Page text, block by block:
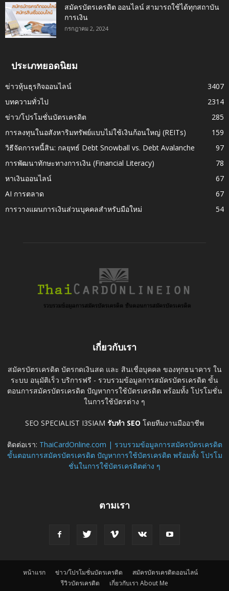
สมัครบัตรเครดิต ออนไลน์ สามารถใช้ได้ทุกสถาบัน
การเงิน
กรกฎาคม 2, 2024
ประเภทยอดนิยม
ข่าวหุ้นธุรกิจออนไลน์
3407
บทความทั่วไป
2314
ข่าว/โปรโมชั่นบัตรเครดิต
285
การลงทุนในอสังหาริมทรัพย์แบบไม่ใช้เงินก้อนใหญ่ (REITs)
159
วิธีจัดการหนี้สิน: กลยุทธ์ Debt Snowball vs. Debt Avalanche
97
การพัฒนาทักษะทางการเงิน (Financial Literacy)
78
หาเงินออนไลน์
67
AI การตลาด
67
การวางแผนการเงินส่วนบุคคลสำหรับมือใหม่
54
เกี่ยวกับเรา
สมัครบัตรเครดิต บัตรกดเงินสด และ สินเชื่อบุคคล ของทุกธนาคาร ใน
ระบบ อนุมัติเร็ว บริการฟรี - รวบรวมข้อมูลการสมัครบัตรเครดิต ขั้น
ตอนการสมัครบัตรเครดิต ปัญหาการใช้บัตรเครดิต พร้อมทั้ง โปรโมชั่น
ในการใช้บัตรต่าง ๆ
SEO SPECIALIST I3SIAM รับทำ SEO โดยทีมงานมืออาชีพ
ติดต่อเรา: ThaiCardOnline.com | รวบรวมข้อมูลการสมัครบัตรเครดิต
ขั้นตอนการสมัครบัตรเครดิต ปัญหาการใช้บัตรเครดิต พร้อมทั้ง โปรโม
ชั่นในการใช้บัตรเครดิตต่าง ๆ
ตามเรา
หน้าแรก ข่าว/โปรโมชั่นบัตรเครดิต
สมัครบัตรเครดิตออนไลน์
รีวิวบัตรเครดิต
เกี่ยวกับเรา About Me